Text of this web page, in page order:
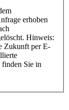
erhoben
Hinweis:
Zukunft per E-
Sie in